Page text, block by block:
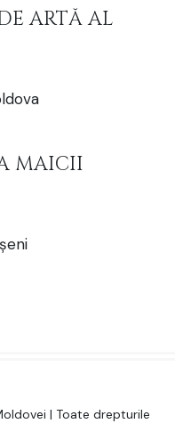
ARTĂ AL
MAICII
| Toate drepturile